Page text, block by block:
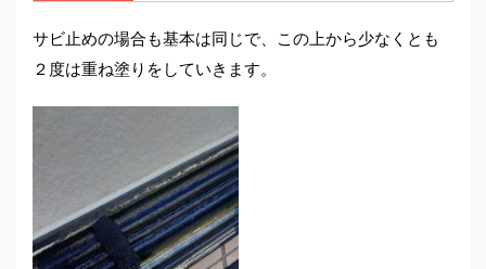
サビ止めの場合も基本は同じで、この上から少なくとも
２度は重ね塗りをしていきます。